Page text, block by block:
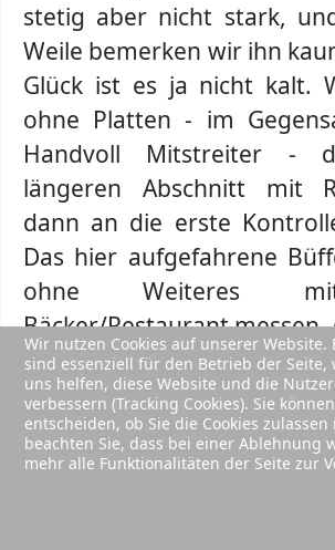
stetig aber nicht stark,
Weile bemerken wir ihn
Glück ist es ja nicht kalt.
ohne Platten - im
Handvoll Mitstreiter -
längeren Abschnitt mit
dann an die erste
Das hier aufgefahrene
ohne Weiteres
Bäcker/Restaurant messen,
hat gefehlt (den hätte man
total freundlichen
auch noch bekommen).
Frühstück war ja schon 'ne
Der Regen hatte so gut
Wir nutzen Cookies auf unserer Website.
sind essenziell für den Betrieb der Seite,
uns helfen, diese Website und die
verbessern (Tracking Cookies). Sie
entscheiden, ob Sie die Cookies
beachten Sie, dass bei einer Ablehnung
mehr alle Funktionalitäten der Seite zur